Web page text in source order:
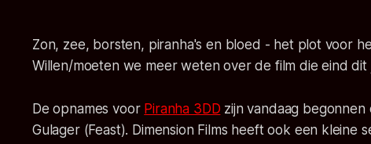
Zon, zee, borsten, piranha's en bloed - het plot voor
Willen/moeten we meer weten over de film die eind dit
De opnames voor Piranha 3DD zijn vandaag
Gulager (Feast). Dimension Films heeft ook een kleine